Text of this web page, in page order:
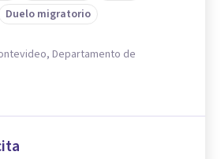
Duelo migratorio
Departamento de